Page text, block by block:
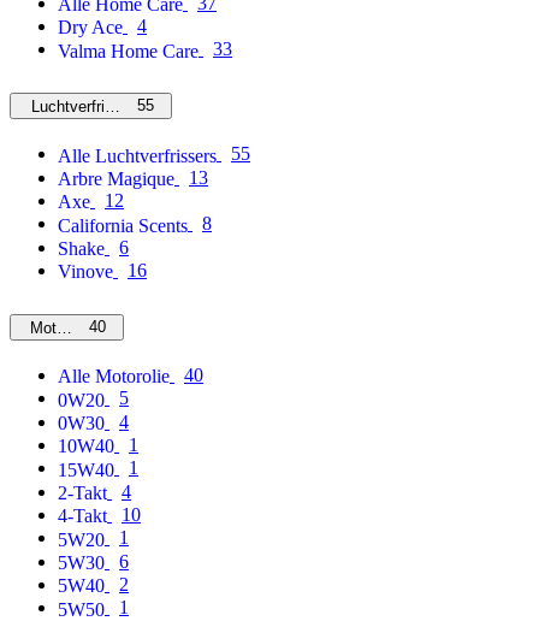
Dry Ace
4
Valma Home Care
33
Luchtverfrissers55
Alle Luchtverfrissers
55
Arbre Magique
13
Axe
12
California Scents
8
Shake
6
Vinove
16
Motorolie40
Alle Motorolie
40
0W20
5
0W30
4
10W40
1
15W40
1
2-Takt
4
4-Takt
10
5W20
1
5W30
6
5W40
2
5W50
1